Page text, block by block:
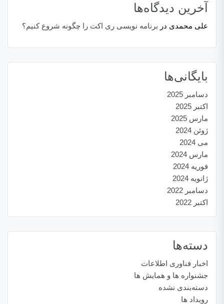
آخرین دیدگاه‌ها
علی محمدی در برنامه نویسی ری اکت را چگونه شروع کنیم؟
بایگانی‌ها
دسامبر 2025
اکتبر 2025
مارس 2025
ژوئن 2024
می 2024
مارس 2024
فوریه 2024
ژانویه 2024
دسامبر 2022
اکتبر 2022
دسته‌ها
اخبار فناوری اطلاعات
جشنواره ها و همایش ها
دسته‌بندی نشده
رویداد ها